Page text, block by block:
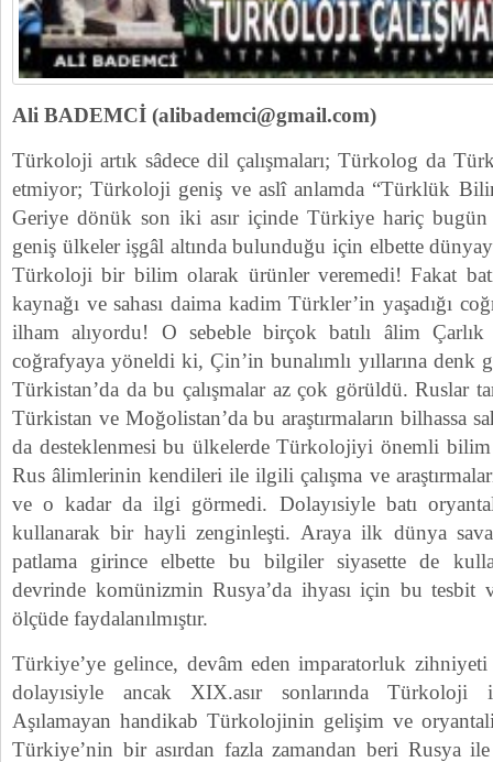
Ali BADEMCİ (alibademci@gmail.com)
Türkoloji artık sâdece dil çalışmaları; Türkolog da
etmiyor; Türkoloji geniş ve aslî anlamda “Türklük
Geriye dönük son iki asır içinde Türkiye hariç
geniş ülkeler işgâl altında bulunduğu için elbette
Türkoloji bir bilim olarak ürünler veremedi! Fakat
kaynağı ve sahası daima kadim Türkler’in yaşadığı
ilham alıyordu! O sebeble birçok batılı âlim Çarlık
coğrafyaya yöneldi ki, Çin’in bunalımlı yıllarına denk
Türkistan’da da bu çalışmalar az çok görüldü. Ruslar
Türkistan ve Moğolistan’da bu araştırmaların bilhassa
da desteklenmesi bu ülkelerde Türkolojiyi önemli
Rus âlimlerinin kendileri ile ilgili çalışma ve
ve o kadar da ilgi görmedi. Dolayısiyle batı
kullanarak bir hayli zenginleşti. Araya ilk dünya
patlama girince elbette bu bilgiler siyasette de
devrinde komünizmin Rusya’da ihyası için bu tesbit
ölçüde faydalanılmıştır.
Türkiye’ye gelince, devâm eden imparatorluk zihniyeti
dolayısiyle ancak XIX.asır sonlarında Türkoloji
Aşılamayan handikab Türkolojinin gelişim ve
Türkiye’nin bir asırdan fazla zamandan beri Rusya ile